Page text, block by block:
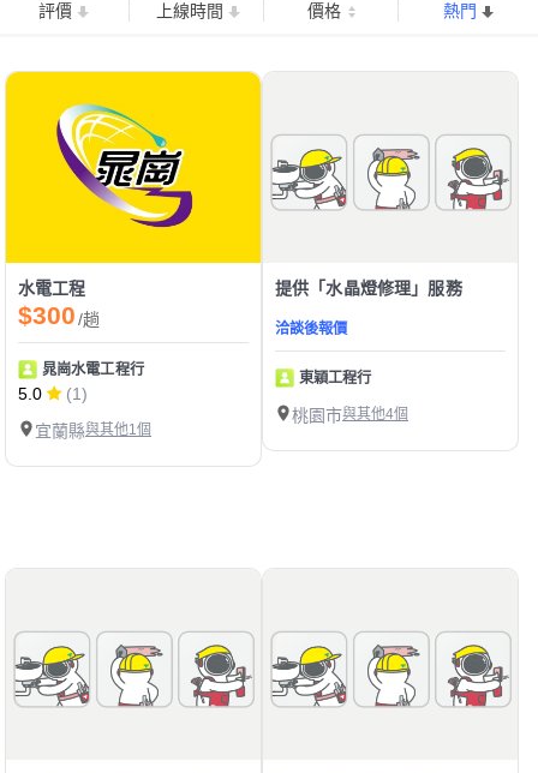
評價 上線時間 價格 熱門
水電工程
$300/趟
晁崗水電工程行
5.0
(1)
宜蘭縣與其他1個
提供「水晶燈修理」服務
洽談後報價
東穎工程行
桃園市與其他4個